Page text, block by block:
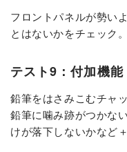
フロントパネルが勢い
とはないかをチェック
テスト9：付加機能
鉛筆をはさみこむチャ
鉛筆に噛み跡がつかな
けが落下しないかなど